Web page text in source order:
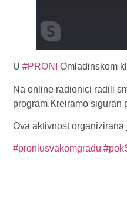
U #PRONI Omladinskom
Na online radionici radili
program.Kreiramo siguran
Ova aktivnost organizirana
#proniusvakomgradu